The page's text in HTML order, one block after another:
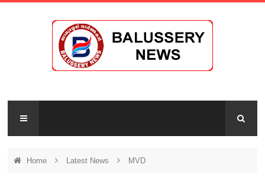
Home Latest News MVD